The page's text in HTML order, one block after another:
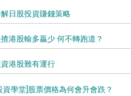
日股投資賺錢策略
港股輸多贏少 何不轉跑道？
港股難有運行
資學堂]股票價格為何會升會跌？